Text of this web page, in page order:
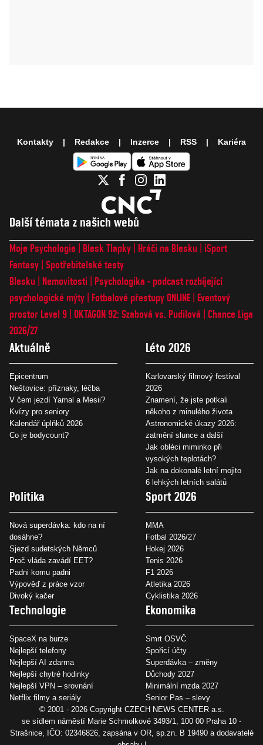
Další témata z našich webů
Moje Psychologie Blesk Tlapky Hráči na Blesku
iSport
Fantasy Spotřebitelské testy
Blesku
Nemovitosti
Psychologika - podcast rozbíjející
psychologické mýty
Fotbalové přestupy ONLINE
Eventový
prostor Level 9 OKTAGON 92: Szabová vs. Pudilová
Chance Liga
2026/27
Aktuálně
Epicentrum
Neštovice: příznaky, léčba
V čem jezdí Yamal a Mesii?
Kvízy pro seniory
Kalendář úplňků 2026
Co je bodycount?
Léto 2026
Karlovarský filmový festival
2026
Znamení, že jste potkali
někoho z minulého života
Astronomické úkazy 2026:
zatmění slunce a další
Jak obléci miminko při
vysokých teplotách?
Jak na dokonalé letní mojito
6 lehkých letních salátů
Politika
Nová superdávka: kdo na ní
dosáhne?
Sjezd sudetských Němců
Proč vláda zavádí EET?
Padni komu padni
Výpověď z práce vzor
Divoký kačer
Sport 2026
MMA
Fotbal 2026/27
Hokej 2026
Tenis 2026
F1 2026
Atletika 2026
Cyklistika 2026
Technologie
SpaceX na burze
Nejlepší telefony
Nejlepší AI zdarma
Nejlepší chytré hodinky
Nejlepší VPN – srovnání
Netflix filmy a seriály
Ekonomika
Smrt OSVČ
Spořicí účty
Superdávka – změny
Důchody 2027
Minimální mzda 2027
Senior Pas – slevy
Kontakty Redakce Inzerce RSS Kariéra
© 2001 - 2026 Copyright CZECH NEWS CENTER a.s.
se sídlem náměstí Marie Schmolkové 3493/1, 100 00 Praha 10 -
Strašnice, IČO: 02346826, zapsána v OR, sp.zn. B 19490 a dodavatelé